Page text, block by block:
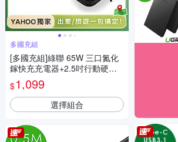
多國充組
[多國充組]綠聯 65W 三口氮化
鎵快充充電器+2.5吋行動硬碟
防震保護包+100W 雙USB-C 快
充充電線/傳輸線
$1,099
選擇組合